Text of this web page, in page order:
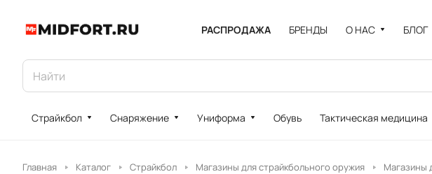
РАСПРОДАЖА БРЕНДЫ О НАС БЛОГ
Страйкбол Снаряжение Униформа Обувь Тактическая медицина
Главная Каталог Страйкбол Магазины для страйкбольного оружия Магазины